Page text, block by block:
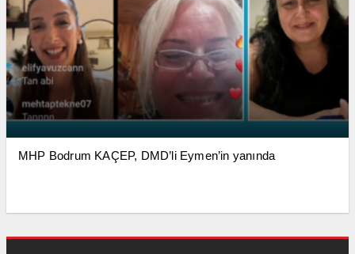
MHP Bodrum KAÇEP, DMD’li Eymen’in yanında